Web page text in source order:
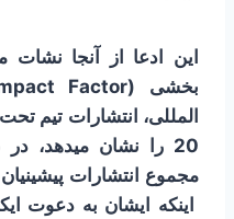
این ادعا از آنجا نشات
بخشی (Impact Factor)
المللی، انتشارات تیم
20 را نشان
مجموع انتشارات
اینکه ایشان به دعوت